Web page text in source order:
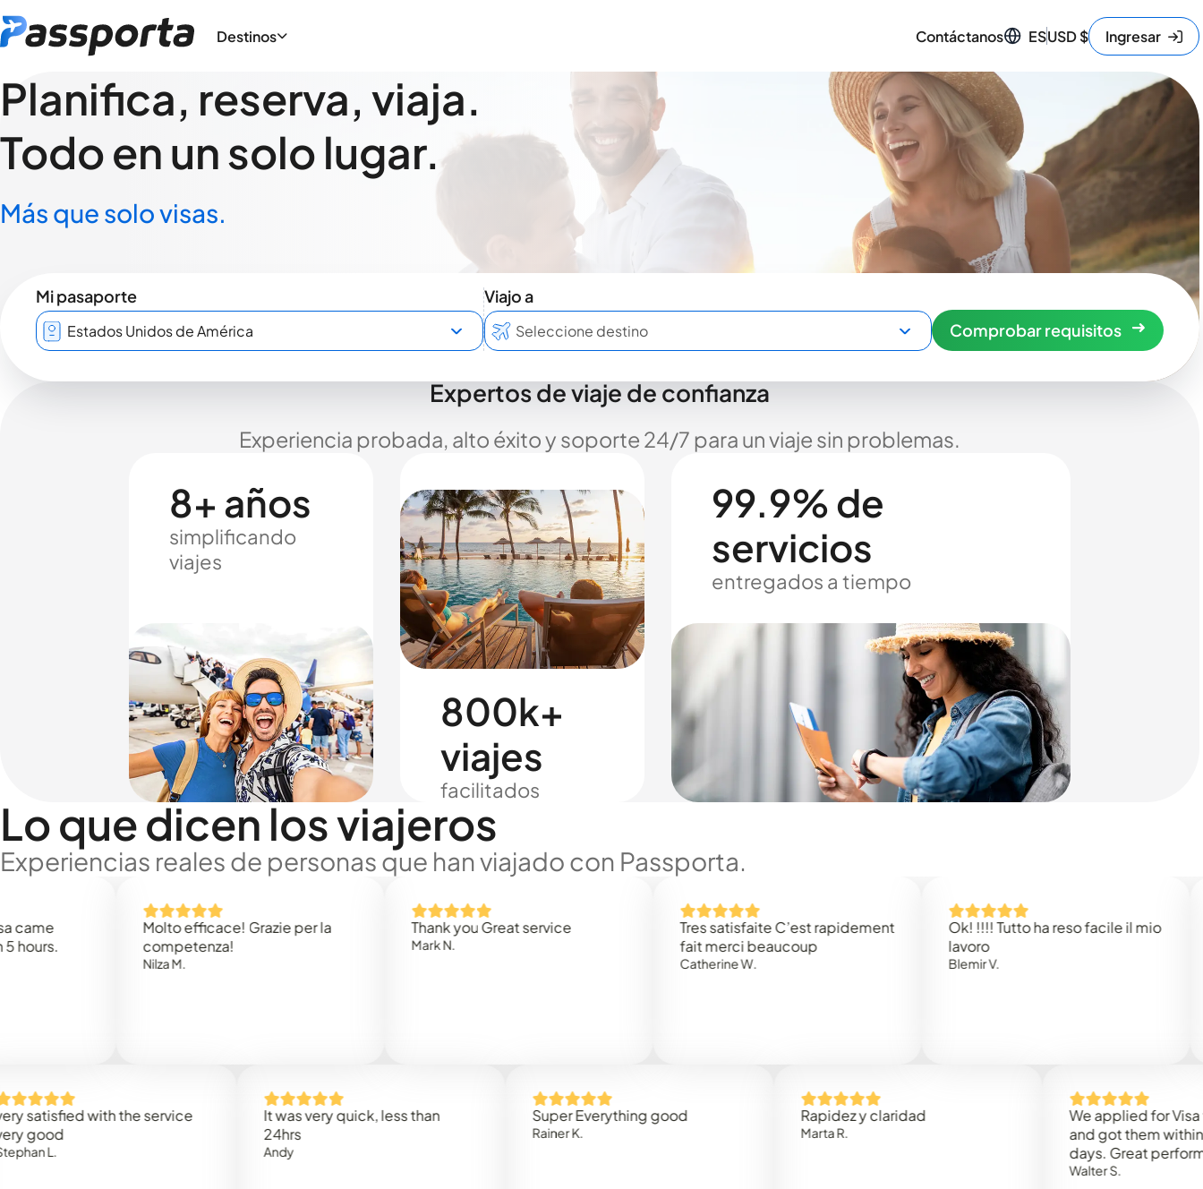
Destinos Contáctanos ESUSD$ Ingresar
Planifica, reserva, viaja.
Todo en un solo lugar.
Más que solo visas.
Mi pasaporte
Viajo a
Comprobar requisitos
Expertos de viaje de confianza
Experiencia probada, alto éxito y soporte 24/7 para un viaje sin problemas.
8+ años
simplificando
viajes
800k+
viajes
facilitados
99.9% de
servicios
entregados a tiempo
Lo que dicen los viajeros
Experiencias reales de personas que han viajado con Passporta.
Molto efficace! Grazie per la
competenza!
Thank you Great service
Tres satisfaite C’est rapidement
fait merci beaucoup
Catherine W.
Ok! !!!! Tutto ha reso facile il mio
with the service
It was very quick, less than
Super Everything good Rapidez y claridad
We applied for Visa to
and got them within 3
days. Great performance!
Walter S.